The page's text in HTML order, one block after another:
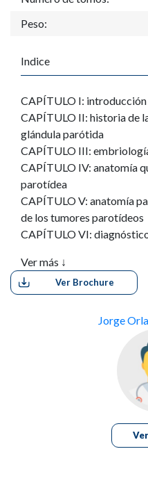
Ver Brochure
Jorge
Peso:
Indice
CAPÍTULO I: introducción
CAPÍTULO II: historia de
glándula parótida
CAPÍTULO III:
CAPÍTULO IV: anatomía
parotídea
CAPÍTULO V: anatomía
de los tumores parotídeos
CAPÍTULO VI:
CAPÍTULO VIII: técnica
superficial con
CAPÍTULO IX:
CAPÍTULO XI:
CAPÍTULO XII:
Ver más ↓